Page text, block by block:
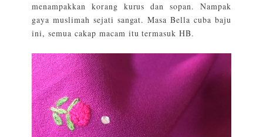
menampakkan korang kurus dan sopan. Nampak
gaya muslimah sejati sangat. Masa Bella cuba baju
ini, semua cakap macam itu termasuk HB.